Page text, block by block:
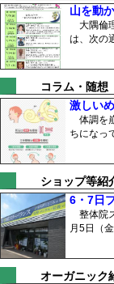
山を動
大隅倫
は、次
コラム・随想
激しい
体調を
ちになっ
ショップ等紹
6・7日
整体院
月5日（
オーガニック